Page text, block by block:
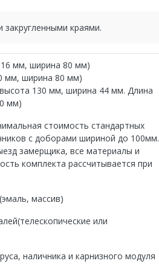
краями.
мм, ширина 80 мм)
мм, ширина 80 мм)
130 мм, ширина 44 мм. Длина
мм)
стоимость стандартных
с доборами шириной до 100мм.
замерщика, все материалы и
комплекта рассчитывается при
массив)
или
наличника и карнизного модуля